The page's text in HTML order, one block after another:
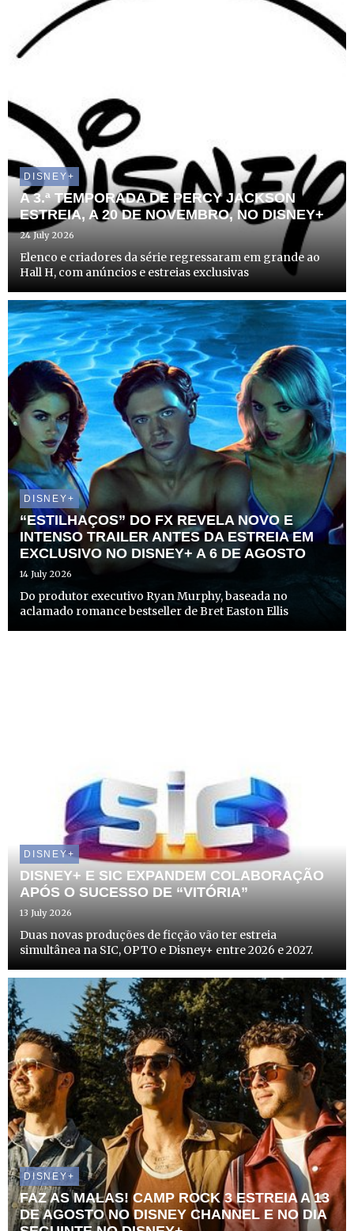
DISNEY+
A 3.ª TEMPORADA DE PERCY JACKSON
ESTREIA, A 20 DE NOVEMBRO, NO DISNEY+
24 July 2026
Elenco e criadores da série regressaram em grande ao
Hall H, com anúncios e estreias exclusivas
DISNEY+
“ESTILHAÇOS” DO FX REVELA NOVO E
INTENSO TRAILER ANTES DA ESTREIA EM
EXCLUSIVO NO DISNEY+ A 6 DE AGOSTO
14 July 2026
Do produtor executivo Ryan Murphy, baseada no
aclamado romance bestseller de Bret Easton Ellis
DISNEY+
DISNEY+ E SIC EXPANDEM COLABORAÇÃO
APÓS O SUCESSO DE “VITÓRIA”
13 July 2026
Duas novas produções de ficção vão ter estreia
simultânea na SIC, OPTO e Disney+ entre 2026 e 2027.
DISNEY+
FAZ AS MALAS! CAMP ROCK 3 ESTREIA A 13
DE AGOSTO NO DISNEY CHANNEL E NO DIA